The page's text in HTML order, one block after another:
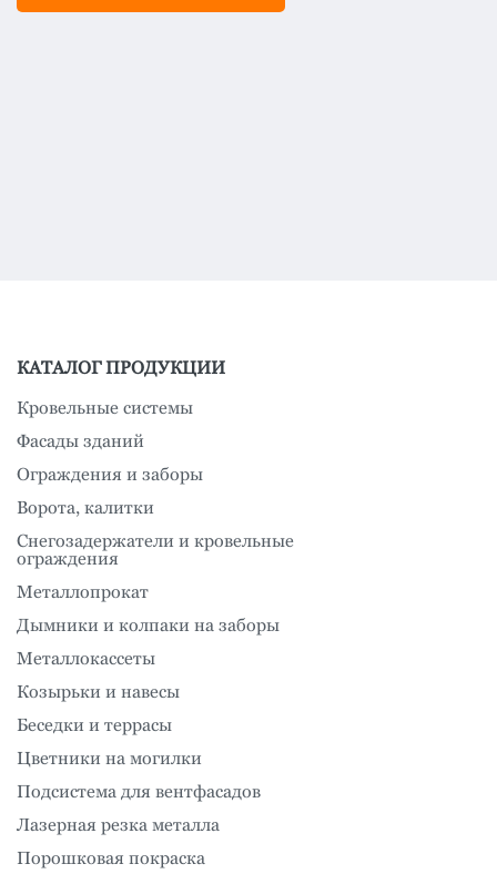
КАТАЛОГ ПРОДУКЦИИ
Кровельные системы
Фасады зданий
Ограждения и заборы
Ворота, калитки
Снегозадержатели и кровельные
ограждения
Металлопрокат
Дымники и колпаки на заборы
Металлокассеты
Козырьки и навесы
Беседки и террасы
Цветники на могилки
Подсистема для вентфасадов
Лазерная резка металла
Порошковая покраска